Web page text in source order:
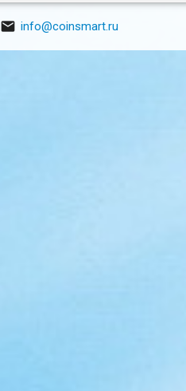
 info@coinsmart.ru